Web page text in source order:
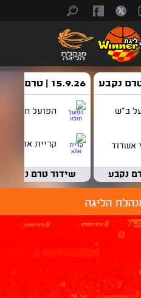
ב"ש
אשדוד
נקבע
15.9.26 | טרם נקבע
הפועל חולון
קריית אתא
שידור טרם נקבע
הליגה